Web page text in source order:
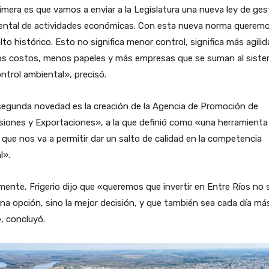
es que vamos a enviar a la Legislatura una nueva ley de
de actividades económicas. Con esta nueva norma
histórico. Esto no significa menor control, significa más
costos, menos papeles y más empresas que se suman al
ambiental», precisó.
novedad es la creación de la Agencia de Promoción de
y Exportaciones», a la que definió como «una herramienta
que nos va a permitir dar un salto de calidad en la competencia
Frigerio dijo que «queremos que invertir en Entre Ríos no
opción, sino la mejor decisión, y que también sea cada día
concluyó.